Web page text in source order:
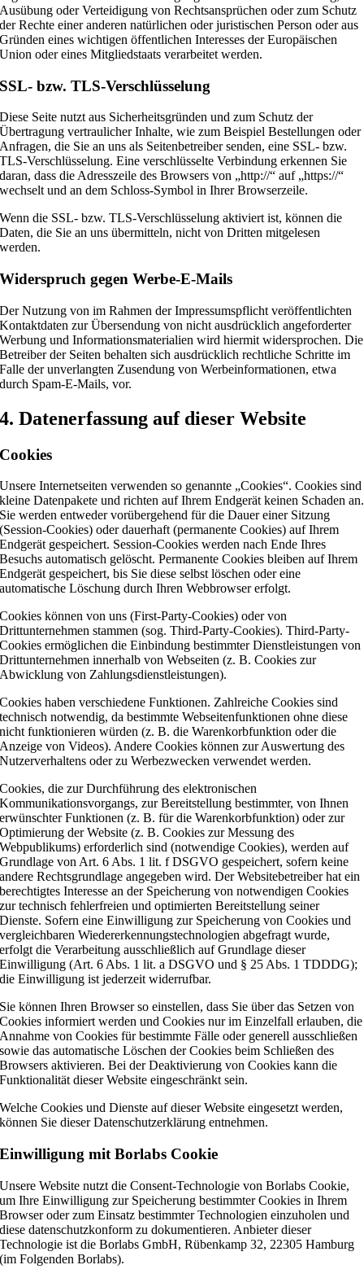
Ausübung oder Verteidigung von Rechtsansprüchen oder zum Schutz
der Rechte einer anderen natürlichen oder juristischen Person oder aus
Gründen eines wichtigen öffentlichen Interesses der Europäischen
Union oder eines Mitgliedstaats verarbeitet werden.
SSL- bzw. TLS-Verschlüsselung
Diese Seite nutzt aus Sicherheitsgründen und zum Schutz der
Übertragung vertraulicher Inhalte, wie zum Beispiel Bestellungen oder
Anfragen, die Sie an uns als Seitenbetreiber senden, eine SSL- bzw.
TLS-Verschlüsselung. Eine verschlüsselte Verbindung erkennen Sie
daran, dass die Adresszeile des Browsers von „http://“ auf „https://“
wechselt und an dem Schloss-Symbol in Ihrer Browserzeile.
Wenn die SSL- bzw. TLS-Verschlüsselung aktiviert ist, können die
Daten, die Sie an uns übermitteln, nicht von Dritten mitgelesen
werden.
Widerspruch gegen Werbe-E-Mails
Der Nutzung von im Rahmen der Impressumspflicht veröffentlichten
Kontaktdaten zur Übersendung von nicht ausdrücklich angeforderter
Werbung und Informationsmaterialien wird hiermit widersprochen. Die
Betreiber der Seiten behalten sich ausdrücklich rechtliche Schritte im
Falle der unverlangten Zusendung von Werbeinformationen, etwa
durch Spam-E-Mails, vor.
4. Datenerfassung auf dieser Website
Cookies
Unsere Internetseiten verwenden so genannte „Cookies“. Cookies sind
kleine Datenpakete und richten auf Ihrem Endgerät keinen Schaden an.
Sie werden entweder vorübergehend für die Dauer einer Sitzung
(Session-Cookies) oder dauerhaft (permanente Cookies) auf Ihrem
Endgerät gespeichert. Session-Cookies werden nach Ende Ihres
Besuchs automatisch gelöscht. Permanente Cookies bleiben auf Ihrem
Endgerät gespeichert, bis Sie diese selbst löschen oder eine
automatische Löschung durch Ihren Webbrowser erfolgt.
Cookies können von uns (First-Party-Cookies) oder von
Drittunternehmen stammen (sog. Third-Party-Cookies). Third-Party-
Cookies ermöglichen die Einbindung bestimmter Dienstleistungen von
Drittunternehmen innerhalb von Webseiten (z. B. Cookies zur
Abwicklung von Zahlungsdienstleistungen).
Cookies haben verschiedene Funktionen. Zahlreiche Cookies sind
technisch notwendig, da bestimmte Webseitenfunktionen ohne diese
nicht funktionieren würden (z. B. die Warenkorbfunktion oder die
Anzeige von Videos). Andere Cookies können zur Auswertung des
Nutzerverhaltens oder zu Werbezwecken verwendet werden.
Cookies, die zur Durchführung des elektronischen
Kommunikationsvorgangs, zur Bereitstellung bestimmter, von Ihnen
erwünschter Funktionen (z. B. für die Warenkorbfunktion) oder zur
Optimierung der Website (z. B. Cookies zur Messung des
Webpublikums) erforderlich sind (notwendige Cookies), werden auf
Grundlage von Art. 6 Abs. 1 lit. f DSGVO gespeichert, sofern keine
andere Rechtsgrundlage angegeben wird. Der Websitebetreiber hat ein
berechtigtes Interesse an der Speicherung von notwendigen Cookies
zur technisch fehlerfreien und optimierten Bereitstellung seiner
Dienste. Sofern eine Einwilligung zur Speicherung von Cookies und
vergleichbaren Wiedererkennungstechnologien abgefragt wurde,
erfolgt die Verarbeitung ausschließlich auf Grundlage dieser
Einwilligung (Art. 6 Abs. 1 lit. a DSGVO und § 25 Abs. 1 TDDDG);
die Einwilligung ist jederzeit widerrufbar.
Sie können Ihren Browser so einstellen, dass Sie über das Setzen von
Cookies informiert werden und Cookies nur im Einzelfall erlauben, die
Annahme von Cookies für bestimmte Fälle oder generell ausschließen
sowie das automatische Löschen der Cookies beim Schließen des
Browsers aktivieren. Bei der Deaktivierung von Cookies kann die
Funktionalität dieser Website eingeschränkt sein.
Welche Cookies und Dienste auf dieser Website eingesetzt werden,
können Sie dieser Datenschutzerklärung entnehmen.
Einwilligung mit Borlabs Cookie
Unsere Website nutzt die Consent-Technologie von Borlabs Cookie,
um Ihre Einwilligung zur Speicherung bestimmter Cookies in Ihrem
Browser oder zum Einsatz bestimmter Technologien einzuholen und
diese datenschutzkonform zu dokumentieren. Anbieter dieser
Technologie ist die Borlabs GmbH, Rübenkamp 32, 22305 Hamburg
(im Folgenden Borlabs).